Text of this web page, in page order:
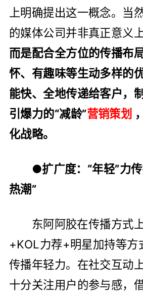
上明确提出这一概念。当
的媒体公司并非真正意义
而是配合全方位的传播布
怀、有趣味等生动多样的
能快、全地传递给客户，
引爆力的“减龄”营销策划
化战略。
●扩广度：“年轻”力
热潮”
东阿阿胶在传播方式
+KOL力荐+明星加持等方
传播年轻力。在社交互动
十分关注用户的参与感，